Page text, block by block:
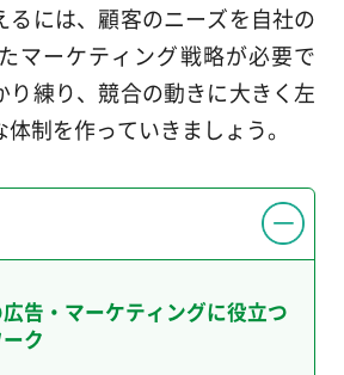
るには、顧客のニーズを自社の
マーケティング戦略が必要で
り練り、競合の動きに大きく左
制を作っていきましょう。
告・マーケティングに役立つ
ク